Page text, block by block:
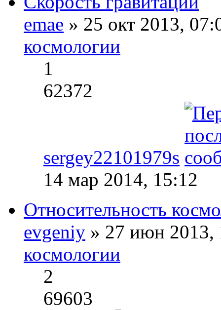
emae » 25 окт 2013,
космологии
1
62372
sergey22101979s
14 мар 2014, 15:12
Относительность
evgeniy » 27 июн
космологии
2
69603